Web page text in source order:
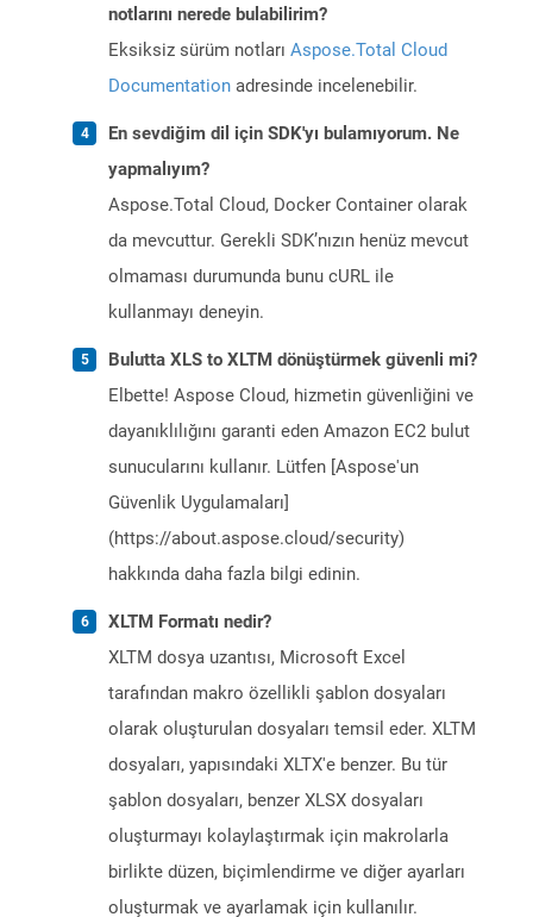
notlarını nerede bulabilirim?
Eksiksiz sürüm notları Aspose.Total Cloud
Documentation adresinde incelenebilir.
En sevdiğim dil için SDK'yı bulamıyorum. Ne
yapmalıyım?
Aspose.Total Cloud, Docker Container olarak
da mevcuttur. Gerekli SDK’nızın henüz mevcut
olmaması durumunda bunu cURL ile
kullanmayı deneyin.
Bulutta XLS to XLTM dönüştürmek güvenli mi?
Elbette! Aspose Cloud, hizmetin güvenliğini ve
dayanıklılığını garanti eden Amazon EC2 bulut
sunucularını kullanır. Lütfen [Aspose'un
Güvenlik Uygulamaları]
(https://about.aspose.cloud/security)
hakkında daha fazla bilgi edinin.
XLTM Formatı nedir?
XLTM dosya uzantısı, Microsoft Excel
tarafından makro özellikli şablon dosyaları
olarak oluşturulan dosyaları temsil eder. XLTM
dosyaları, yapısındaki XLTX'e benzer. Bu tür
şablon dosyaları, benzer XLSX dosyaları
oluşturmayı kolaylaştırmak için makrolarla
birlikte düzen, biçimlendirme ve diğer ayarları
oluşturmak ve ayarlamak için kullanılır.